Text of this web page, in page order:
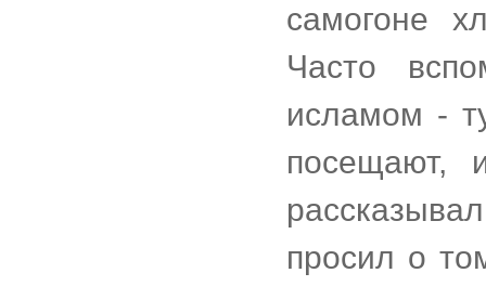
самогоне
Часто
исламом -
посещают,
просил о